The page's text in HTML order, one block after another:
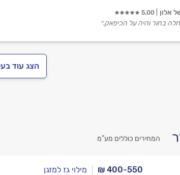
אלון 5.00
בחור והיה על הכיפאק.״
הצג עוד
המחירים כוללים מע”מ
₪ 400-550 מילוי גז למזגן